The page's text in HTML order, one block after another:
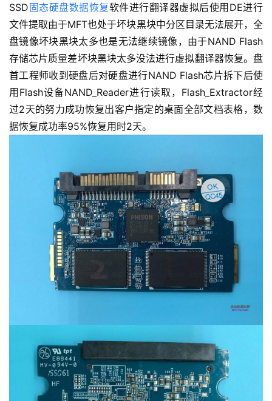
SSD 固态硬盘数据恢复软件进行翻译器虚拟后使用DE进行
文件提取由于MFT也处于坏块黑块中分区目录无法展开，全
盘镜像坏块黑块太多也是无法继续镜像，由于NAND Flash
存储芯片质量差坏块黑块太多没法进行虚拟翻译器恢复。盘
首工程师收到硬盘后对硬盘进行NAND Flash芯片拆下后使
用Flash设备NAND_Reader进行读取，Flash_Extractor经
过2天的努力成功恢复出客户指定的桌面全部文档表格，数
据恢复成功率95%恢复用时2天。